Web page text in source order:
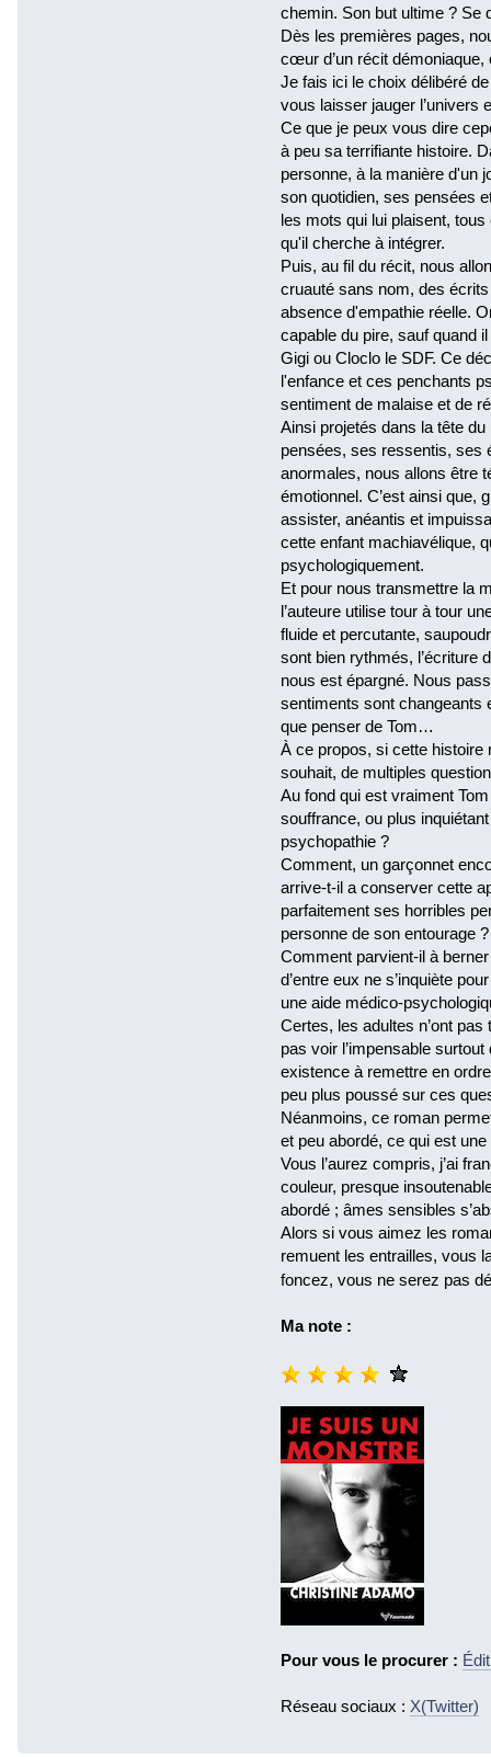
chemin. Son but ultime ? Se
Dès les premières pages,
cœur d’un récit
Je fais ici le choix délibéré
vous laisser jauger l’univers
Ce que je peux vous dire
à peu sa terrifiante histoire.
personne, à la manière d'un
son quotidien, ses pensées
les mots qui lui plaisent,
qu'il cherche à intégrer.
Puis, au fil du récit, nous
cruauté sans nom, des
absence d'empathie réelle.
capable du pire, sauf quand
Gigi ou Cloclo le SDF. Ce
l'enfance et ces penchants
sentiment de malaise et de
Ainsi projetés dans la tête
pensées, ses ressentis, ses
anormales, nous allons être
émotionnel. C’est ainsi que,
assister, anéantis et
cette enfant machiavélique,
psychologiquement.
Et pour nous transmettre la
l’auteure utilise tour à tour
fluide et percutante,
sont bien rythmés, l’écriture
nous est épargné. Nous
sentiments sont changeants
que penser de Tom…
À ce propos, si cette histoire
souhait, de multiples
Au fond qui est vraiment
souffrance, ou plus
psychopathie ?
Comment, un garçonnet
arrive-t-il a conserver cette
parfaitement ses horribles
personne de son entourage ?
Comment parvient-il à
d’entre eux ne s’inquiète
une aide médico-
Certes, les adultes n’ont
pas voir l’impensable
existence à remettre en
peu plus poussé sur ces
Néanmoins, ce roman
et peu abordé, ce qui est
Vous l’aurez compris, j’ai
couleur, presque
abordé ; âmes sensibles
Alors si vous aimez les
remuent les entrailles, vous
foncez, vous ne serez pas
Ma note :
Pour vous le procurer :
Réseau sociaux : X(Twitter)